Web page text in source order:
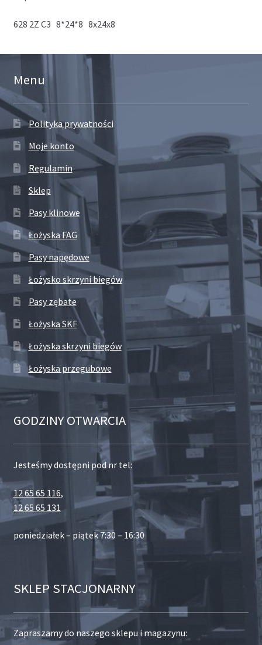
628 2Z C3 8*24*8 8x24x8
Menu
Polityka prywatności
Moje konto
Regulamin
Sklep
Pasy klinowe
Łożyska FAG
Pasy napędowe
Łożysko skrzyni biegów
Pasy zębate
Łożyska SKF
Łożyska skrzyni biegów
Łożyska przegubowe
GODZINY OTWARCIA
Jesteśmy dostępni pod nr tel:
12 65 65 116,
12 65 65 131
poniedziałek – piątek 7:30 – 16:30
SKLEP STACJONARNY
Zapraszamy do naszego sklepu i magazynu: